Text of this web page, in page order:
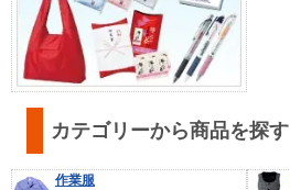
カテゴリーから商品を探す
作業服